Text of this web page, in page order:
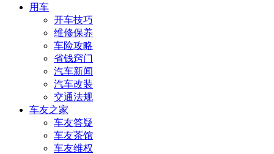
用车
开车技巧
维修保养
车险攻略
省钱窍门
汽车新闻
汽车改装
交通法规
车友之家
车友答疑
车友茶馆
车友维权